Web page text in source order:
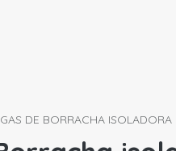
DE BORRACHA ISOLADORA